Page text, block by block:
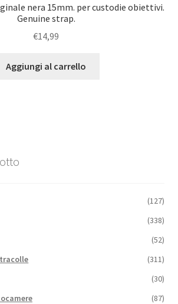
nera 15mm. per custodie obiettivi.
Genuine strap.
€14,99
Aggiungi al carrello
(127)
(338)
(52)
(311)
(30)
(87)